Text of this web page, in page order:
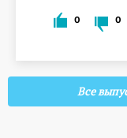
0 0
Все